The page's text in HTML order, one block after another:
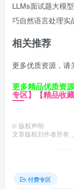
LLMs面试题大模
巧自然语言处理实
相关推荐
更多优质资源，
更多精品优质资
专区】 【精品收藏
© 版权声明
文章版权归作者所有
付费专区